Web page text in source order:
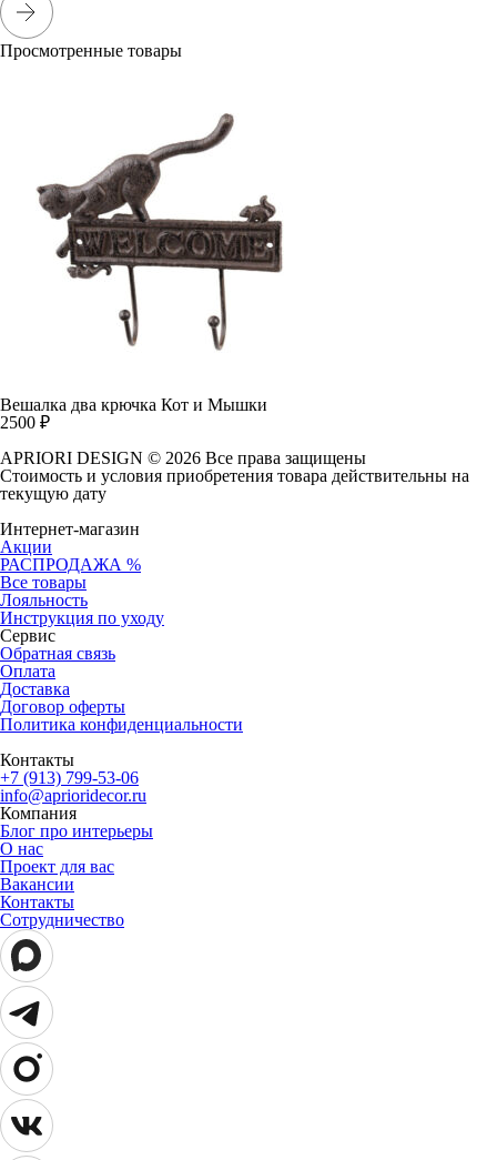
Просмотренные товары
Вешалка два крючка Кот и Мышки
2500 ₽
APRIORI DESIGN © 2026 Все права защищены
Cтоимость и условия приобретения товара действительны на
текущую дату
Интернет-магазин
Акции
РАСПРОДАЖА %
Все товары
Лояльность
Инструкция по уходу
Сервис
Обратная связь
Оплата
Доставка
Договор оферты
Политика конфиденциальности
Контакты
+7 (913) 799-53-06
info@aprioridecor.ru
Компания
Блог про интерьеры
О нас
Проект для вас
Вакансии
Контакты
Сотрудничество